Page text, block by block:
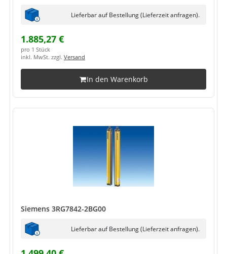
Lieferbar auf Bestellung (Lieferzeit anfragen).
1.885,27 €
pro 1 Stück
inkl. MwSt. zzgl. Versand
In den Warenkorb
Siemens 3RG7842-2BG00
Lieferbar auf Bestellung (Lieferzeit anfragen).